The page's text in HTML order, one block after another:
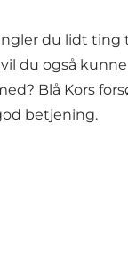
du lidt
du også
Blå Kors
betjening.